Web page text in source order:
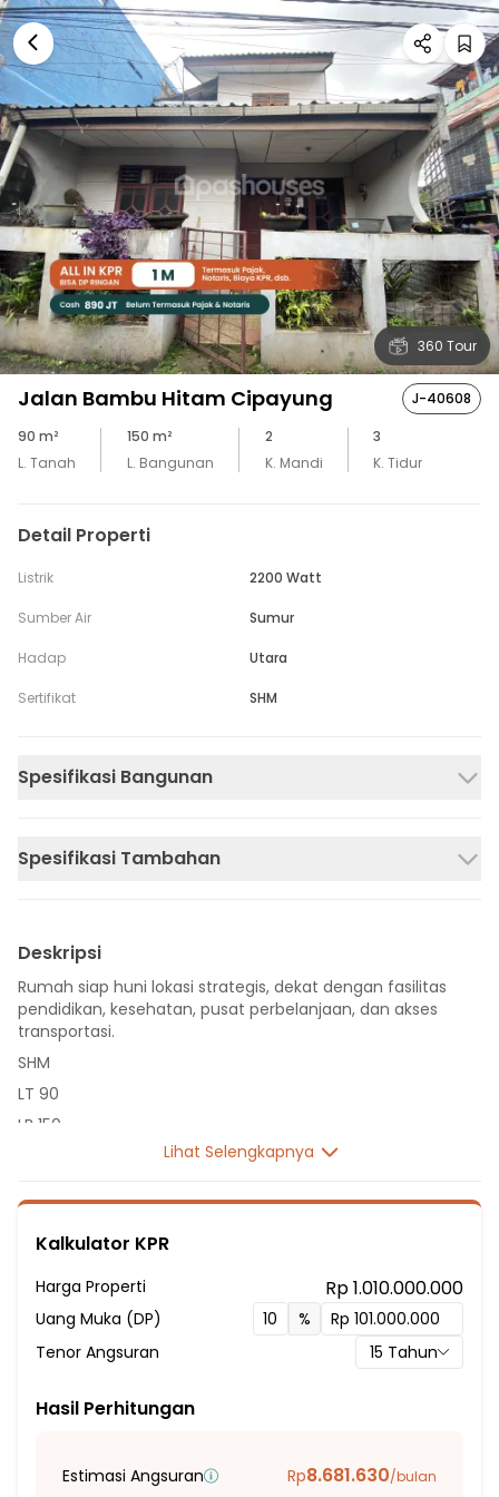
360 Tour
Jalan Bambu Hitam Cipayung
J-40608
90 m²
L. Tanah
150 m²
L. Bangunan
2
K. Mandi
3
K. Tidur
Detail Properti
Listrik 2200 Watt
Sumber Air Sumur
Hadap Utara
Sertifikat SHM
Spesifikasi Bangunan
Spesifikasi Tambahan
Deskripsi
Rumah siap huni lokasi strategis, dekat dengan fasilitas
pendidikan, kesehatan, pusat perbelanjaan, dan akses
transportasi.
SHM
LT 90
LB 150
Listrik 2200 VA
Sumber Air Tanah
Hadap Utara
Fasilitas Sekitar Hunian:
5 Menit ke SD Katolik Nusa Melati
5 Menit ke SDN Bambu Apus 01
Lihat Selengkapnya
Kalkulator KPR
Harga Properti Rp 1.010.000.000
Uang Muka (DP)
%
Tenor Angsuran
15 Tahun
Hasil Perhitungan
Estimasi Angsuran Rp8.681.630/bulan